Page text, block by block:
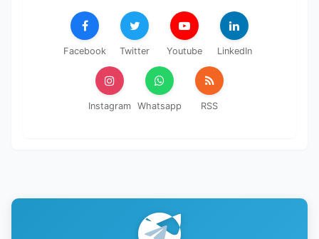
Facebook Twitter Youtube LinkedIn
Instagram Whatsapp RSS